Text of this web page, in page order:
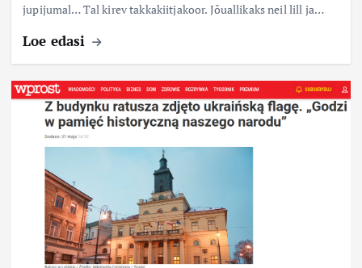
jupijumal… Tal kirev takkakiitjakoor. Jõuallikaks neil lill ja…
Loe edasi